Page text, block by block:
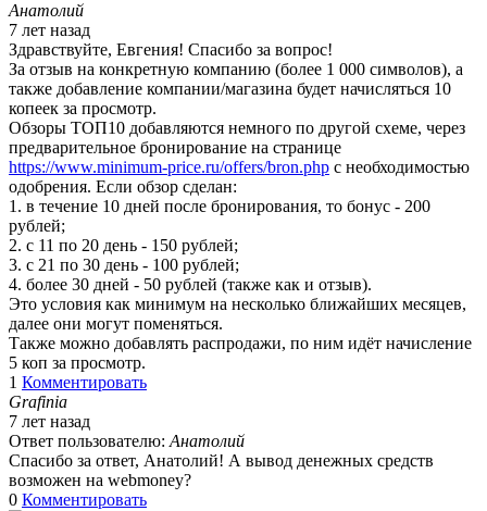
Анатолий
7 лет назад
Здравствуйте, Евгения! Спасибо за вопрос!
За отзыв на конкретную компанию (более 1 000 символов), а
также добавление компании/магазина будет начисляться 10
копеек за просмотр.
Обзоры ТОП10 добавляются немного по другой схеме, через
предварительное бронирование на странице
https://www.minimum-price.ru/offers/bron.php с необходимостью
одобрения. Если обзор сделан:
1. в течение 10 дней после бронирования, то бонус - 200
рублей;
2. с 11 по 20 день - 150 рублей;
3. с 21 по 30 день - 100 рублей;
4. более 30 дней - 50 рублей (также как и отзыв).
Это условия как минимум на несколько ближайших месяцев,
далее они могут поменяться.
Также можно добавлять распродажи, по ним идёт начисление
5 коп за просмотр.
1 Комментировать
Grafinia
7 лет назад
Ответ пользователю:Анатолий
Спасибо за ответ, Анатолий! А вывод денежных средств
возможен на webmoney?
0 Комментировать